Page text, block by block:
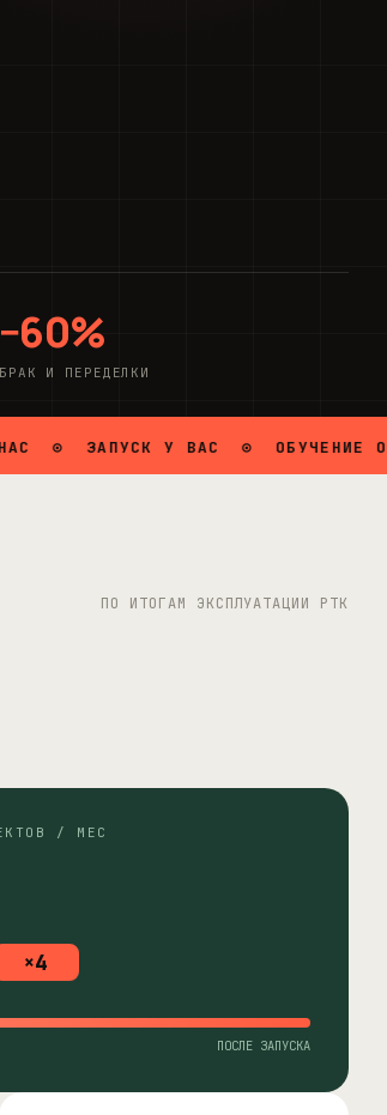
−60%
БРАК И ПЕРЕДЕЛКИ
У ВАС ⊙ ОБУЧЕНИЕ
ПО ИТОГАМ ЭКСПЛУАТАЦИИ РТК
/ МЕС
×4
ПОСЛЕ ЗАПУСКА